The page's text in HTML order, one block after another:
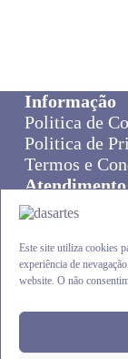
Este site utiliza cookies
experiência de
website. O não
Informação
Politica de
Politica de
Termos e
Atendimento
Sobre Nós
Online
Cliente
Carrinho
Envios e